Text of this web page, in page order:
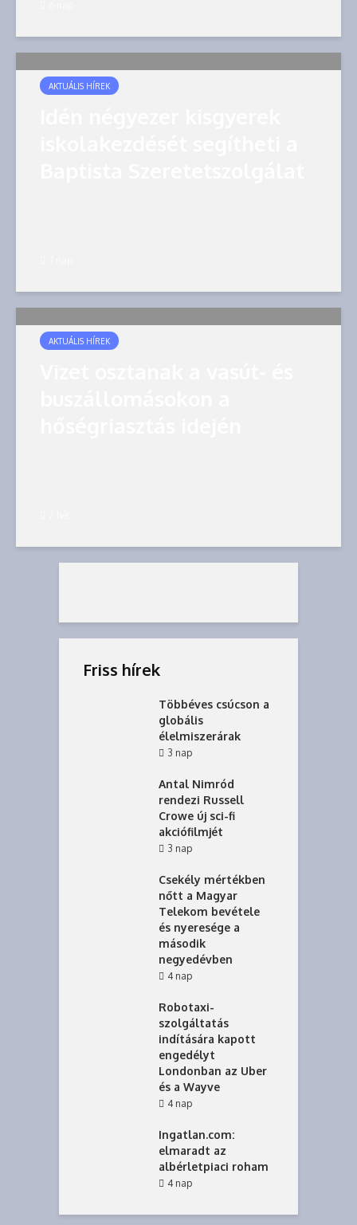
AKTUÁLIS HÍREK
AKTUÁLIS HÍREK
Friss hírek
Többéves csúcson a
globális
élelmiszerárak
3 nap
Antal Nimród
rendezi Russell
Crowe új sci-fi
akciófilmjét
3 nap
Csekély mértékben
nőtt a Magyar
Telekom bevétele
és nyeresége a
második
negyedévben
4 nap
Robotaxi-
szolgáltatás
indítására kapott
engedélyt
Londonban az Uber
és a Wayve
4 nap
Ingatlan.com:
elmaradt az
albérletpiaci roham
4 nap